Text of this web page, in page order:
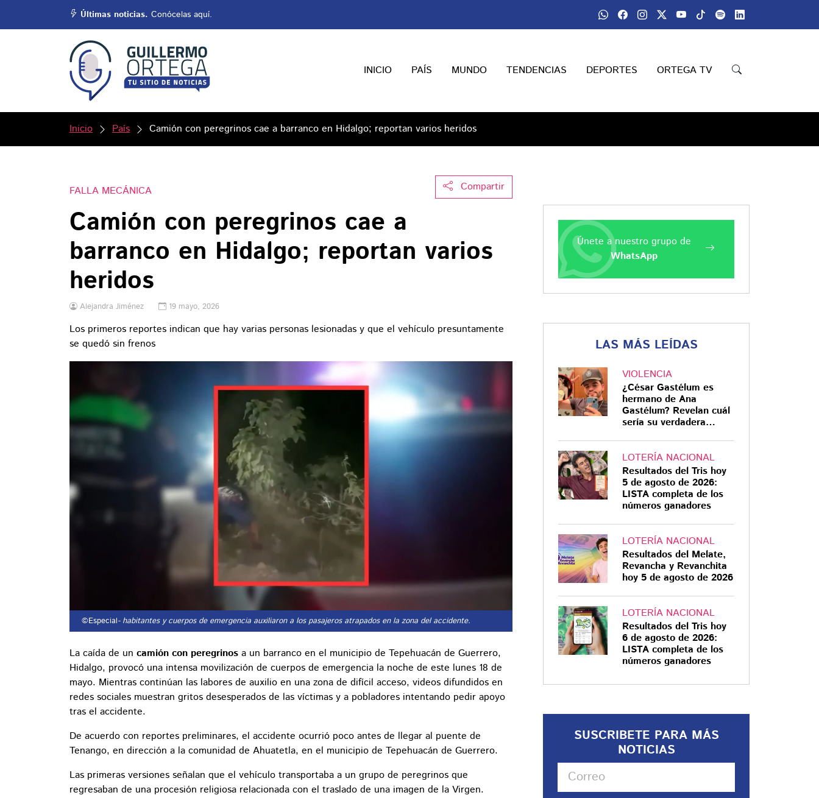
Últimas noticias. Conócelas aquí.
INICIO PAÍS MUNDO TENDENCIAS DEPORTES ORTEGA TV
Inicio País Camión con peregrinos cae a barranco en Hidalgo; reportan varios heridos
Compartir
FALLA MECÁNICA
Camión con peregrinos cae a
barranco en Hidalgo; reportan varios
heridos
Alejandra Jiménez 19 mayo, 2026
Los primeros reportes indican que hay varias personas lesionadas y que el vehículo presuntamente
se quedó sin frenos
©Especial- habitantes y cuerpos de emergencia auxiliaron a los pasajeros atrapados en la zona del accidente.
La caída de un camión con peregrinos a un barranco en el municipio de Tepehuacán de Guerrero,
Hidalgo, provocó una intensa movilización de cuerpos de emergencia la noche de este lunes 18 de
mayo. Mientras continúan las labores de auxilio en una zona de difícil acceso, videos difundidos en
redes sociales muestran gritos desesperados de las víctimas y a pobladores intentando pedir apoyo
tras el accidente.
De acuerdo con reportes preliminares, el accidente ocurrió poco antes de llegar al puente de
Tenango, en dirección a la comunidad de Ahuatetla, en el municipio de Tepehuacán de Guerrero.
Las primeras versiones señalan que el vehículo transportaba a un grupo de peregrinos que
regresaban de una procesión religiosa relacionada con el traslado de una imagen de la Virgen.
Únete a nuestro grupo de
WhatsApp
LAS MÁS LEÍDAS
VIOLENCIA
¿César Gastélum es
hermano de Ana
Gastélum? Revelan cuál
sería su verdadera
LOTERÍA NACIONAL
Resultados del Tris hoy
5 de agosto de 2026:
LISTA completa de los
números ganadores
LOTERÍA NACIONAL
Resultados del Melate,
Revancha y Revanchita
hoy 5 de agosto de 2026
LOTERÍA NACIONAL
Resultados del Tris hoy
6 de agosto de 2026:
LISTA completa de los
números ganadores
SUSCRIBETE PARA MÁS
NOTICIAS